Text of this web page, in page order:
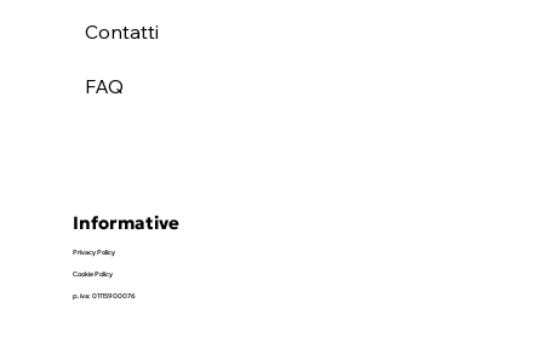
Contatti
FAQ
Informative
Privacy Policy
Cookie Policy
p.iva: 01115900076